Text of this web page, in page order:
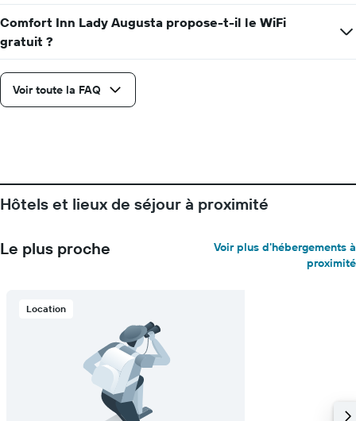
Comfort Inn Lady Augusta propose-t-il le WiFi
gratuit ?
Voir toute la FAQ
Hôtels et lieux de séjour à proximité
Le plus proche
Voir plus d'hébergements à
proximité
Location